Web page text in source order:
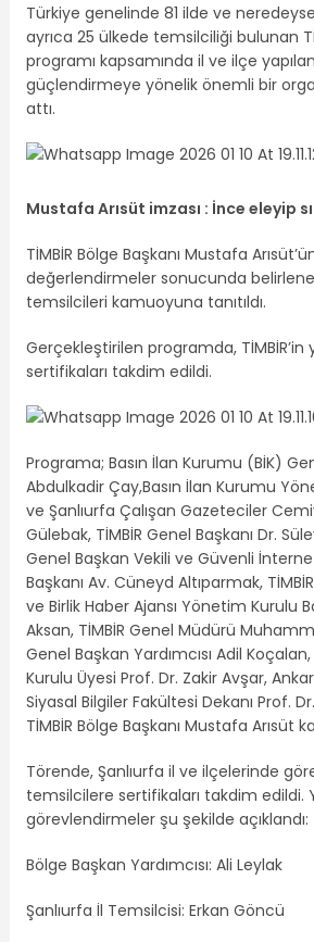
Türkiye genelinde 81 ilde ve
ayrıca 25 ülkede temsilciliği bulunan
programı kapsamında il ve ilçe
güçlendirmeye yönelik önemli bir
attı.
Mustafa Arısüt imzası : İnce eleyip
TİMBİR Bölge Başkanı Mustafa
değerlendirmeler sonucunda
temsilcileri kamuoyuna tanıtıldı.
Gerçekleştirilen programda,
sertifikaları takdim edildi.
Programa; Basın İlan Kurumu (BİK)
Abdulkadir Çay,Basın İlan Kurumu
ve Şanlıurfa Çalışan Gazeteciler
Gülebak, TİMBİR Genel Başkanı Dr.
Genel Başkan Vekili ve Güvenli
Başkanı Av. Cüneyd Altıparmak,
ve Birlik Haber Ajansı Yönetim Kurulu
Aksan, TİMBİR Genel Müdürü
Genel Başkan Yardımcısı Adil
Kurulu Üyesi Prof. Dr. Zakir Avşar,
Siyasal Bilgiler Fakültesi Dekanı Prof.
TİMBİR Bölge Başkanı Mustafa Arısüt
Törende, Şanlıurfa il ve ilçelerinde
temsilcilere sertifikaları takdim edildi.
görevlendirmeler şu şekilde açıklandı:
Bölge Başkan Yardımcısı: Ali Leylak
Şanlıurfa İl Temsilcisi: Erkan Göncü